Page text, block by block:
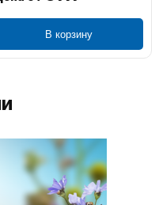
В корзину